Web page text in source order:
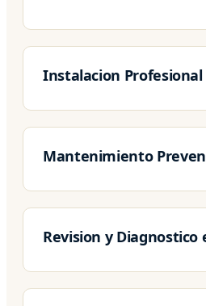
Instalacion Profesional
Mantenimiento
Revision y Diagnostico